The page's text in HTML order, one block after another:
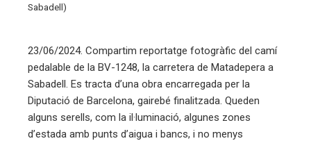
Sabadell)
23/06/2024. Compartim reportatge fotogràfic del camí
pedalable de la BV-1248, la carretera de Matadepera a
Sabadell. Es tracta d’una obra encarregada per la
Diputació de Barcelona, gairebé finalitzada. Queden
alguns serells, com la il·luminació, algunes zones
d’estada amb punts d’aigua i bancs, i no menys